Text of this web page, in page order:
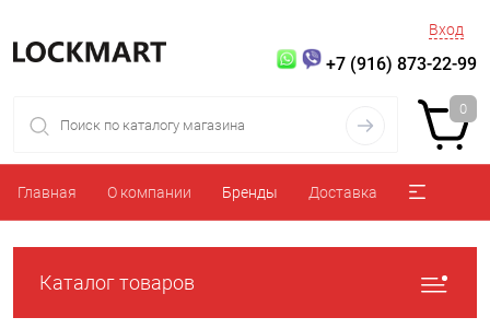
Вход
+7 (916) 873-22-99
0
Главная О компании Бренды Доставка
Каталог товаров